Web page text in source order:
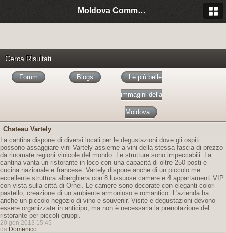
Moldova Community Italia
Cerca Risultati
Forum Blogs Le più belle
immagini della
Moldova
Chateau Vartely
La cantina dispone di diversi locali per le degustazioni dove gli ospiti
possono assaggiare vini Vartely assieme a vini della stessa fascia di prezzo
da rinomate regioni vinicole del mondo. Le strutture sono impeccabili. La
cantina vanta un ristorante in loco con una capacità di oltre 250 posti e
cucina nazionale e francese. Vartely dispone anche di un piccolo me
eccellente struttura alberghiera con 8 lussuose camere e 4 appartamenti VIP
con vista sulla città di Orhei. Le camere sono decorate con eleganti colori
pastello, creazione di un ambiente armonioso e romantico. L'azienda ha
anche un piccolo negozio di vino e souvenir. Visite e degustazioni devono
essere organizzate in anticipo, ma non è necessaria la prenotazione del
ristorante per piccoli gruppi.
20 gen 2013 15:45
da Domenico